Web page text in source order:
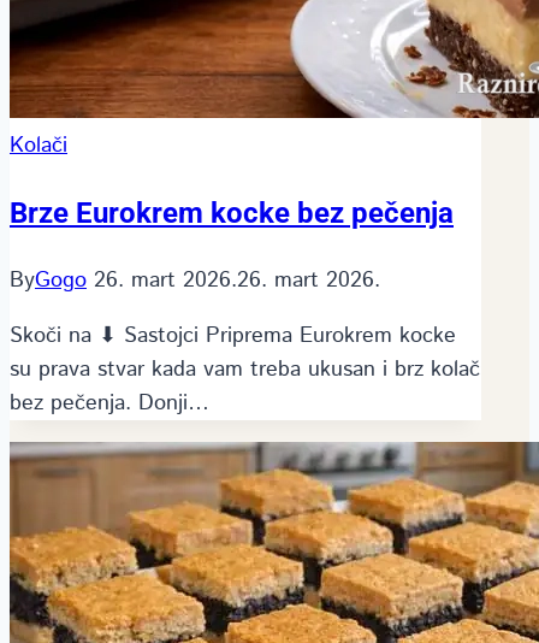
Kolači
Brze Eurokrem kocke bez pečenja
ByGogo 26. mart 2026.26. mart 2026.
Skoči na ⬇ Sastojci Priprema Eurokrem kocke
su prava stvar kada vam treba ukusan i brz kolač
bez pečenja. Donji…